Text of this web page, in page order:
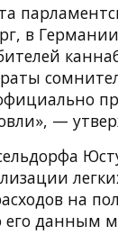
в
—
на
данным